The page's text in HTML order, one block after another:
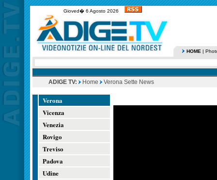
Gioved� 6 Agosto 2026
HOME |
ADIGE TV: Home Verona Sette News
Verona
Vicenza
Venezia
Rovigo
Treviso
Padova
Udine